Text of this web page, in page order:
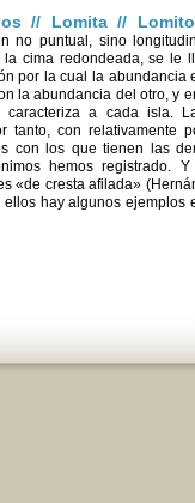
// Lomita //
no puntual, sino
cima redondeada, se le
por la cual la abundancia
la abundancia del otro, y
a cada isla.
tanto, con relativamente
con los que tienen las
hemos registrado.
«de cresta afilada»
ellos hay algunos ejemplos